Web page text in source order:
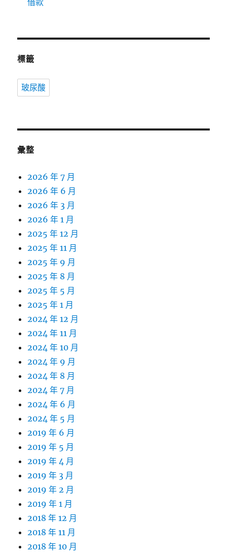
借款
標籤
玻尿酸
彙整
2026 年 7 月
2026 年 6 月
2026 年 3 月
2026 年 1 月
2025 年 12 月
2025 年 11 月
2025 年 9 月
2025 年 8 月
2025 年 5 月
2025 年 1 月
2024 年 12 月
2024 年 11 月
2024 年 10 月
2024 年 9 月
2024 年 8 月
2024 年 7 月
2024 年 6 月
2024 年 5 月
2019 年 6 月
2019 年 5 月
2019 年 4 月
2019 年 3 月
2019 年 2 月
2019 年 1 月
2018 年 12 月
2018 年 11 月
2018 年 10 月